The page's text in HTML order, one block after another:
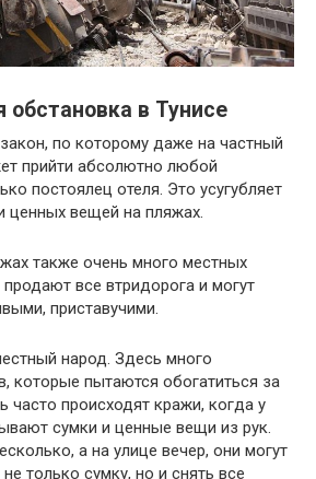
обстановка в Тунисе
по которому даже на частный
прийти абсолютно любой
постоялец отеля. Это усугубляет
ценных вещей на пляжах.
также очень много местных
все втридорога и могут
приставучими.
народ. Здесь много
которые пытаются обогатиться за
часто происходят кражи, когда у
сумки и ценные вещи из рук.
а на улице вечер, они могут
только сумку, но и снять все